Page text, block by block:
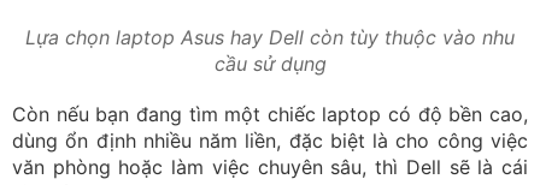
ra lựa chọn hợp lý. Chúc bạn sớm tìm được chiếc laptop
ưng ý và sử dụng thật hiệu quả!
Trần Hồng Nhật
Content Marketing